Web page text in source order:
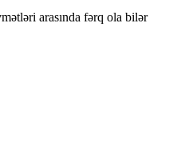
arasında fərq ola bilər